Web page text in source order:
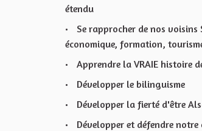
étendu
Se rapprocher de nos
économique, formation,
Apprendre la VRAIE histoire
Développer le bilinguisme
Développer la fierté d'être
Développer et défendre